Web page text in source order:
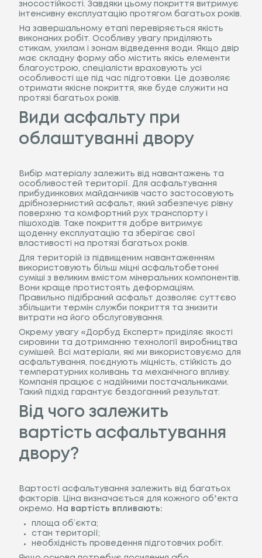
зносостійкості. Завдяки цьому покриття витримує
інтенсивну експлуатацію протягом багатьох років.
На завершальному етапі перевіряється якість
виконаних робіт. Особливу увагу приділяють
стикам, ухилам і зонам відведення води. Якщо двір
має складну форму або містить якісь елементи
благоустрою, спеціалісти враховують усі
особливості ще під час підготовки. Це дозволяє
отримати якісне покриття, яке буде служити на
протязі багатьох років.
Види асфальту при
облаштуванні двору
Вибір матеріалу залежить від навантажень та
особливостей території. Для асфальтування
прибудинкових майданчиків часто застосовують
дрібнозернистий асфальт, який забезпечує рівну
поверхню та комфортний рух транспорту і
пішоходів. Таке покриття добре витримує
щоденну експлуатацію та зберігає свої
властивості на протязі багатьох років.
Для територій із підвищеним навантаженням
використовують більш міцні асфальтобетонні
суміші з великим вмістом мінеральних компонентів.
Вони краще протистоять деформаціям.
Правильно підібраний асфальт дозволяє суттєво
збільшити термін служби покриття та знизити
витрати на його обслуговування.
Окрему увагу «Дорбуд Експерт» приділяє якості
сировини та дотриманню технології виробництва
сумішей. Всі матеріали, які ми використовуємо для
асфальтування, поєднують міцність, стійкість до
температурних коливань та механічного впливу.
Компанія працює с надійними постачальниками.
Такий підхід гарантує бездоганний результат.
Від чого залежить
вартість асфальтування
двору?
Вартості асфальтування залежить від багатьох
факторів. Ціна визначається для кожного обʼекта
окремо. На вартість впливають:
площа об’єкта;
стан території;
необхідність проведення підготовчих робіт.